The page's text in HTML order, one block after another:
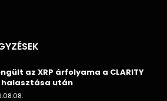
az XRP árfolyama a CLARITY
után